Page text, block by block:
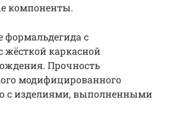
компоненты.
формальдегида с
каркасной
Прочность
модифицированного
с изделиями, выполненными